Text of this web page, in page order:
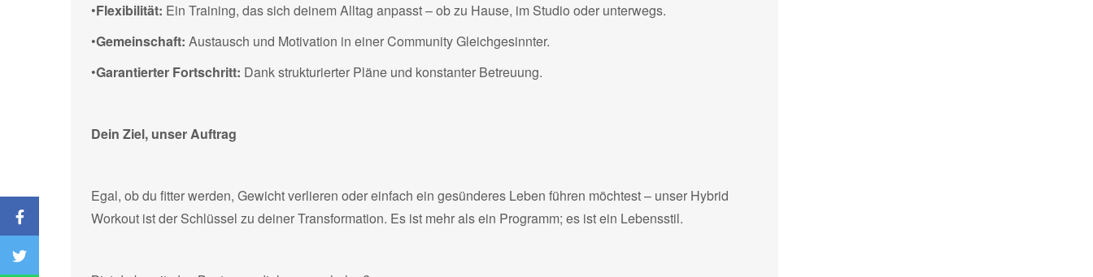
•Flexibilität: Ein Training, das sich deinem Alltag anpasst – ob zu Hause, im Studio oder unterwegs.
•Gemeinschaft: Austausch und Motivation in einer Community Gleichgesinnter.
•Garantierter Fortschritt: Dank strukturierter Pläne und konstanter Betreuung.
Dein Ziel, unser Auftrag
Egal, ob du fitter werden, Gewicht verlieren oder einfach ein gesünderes Leben führen möchtest – unser Hybrid
Workout ist der Schlüssel zu deiner Transformation. Es ist mehr als ein Programm; es ist ein Lebensstil.